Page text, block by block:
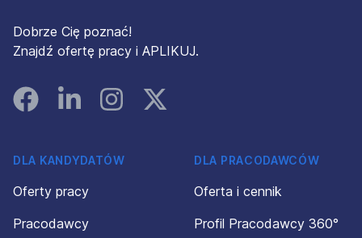
Dobrze Cię poznać!
Znajdź ofertę pracy i APLIKUJ.
FacebookLinked InInstagramInstagram
DLA KANDYDATÓW
Oferty pracy
Pracodawcy
DLA PRACODAWCÓW
Oferta i cennik
Profil Pracodawcy 360°